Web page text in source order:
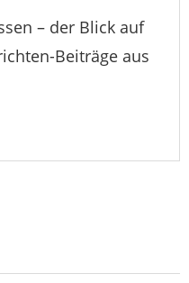
– der Blick auf
Beiträge aus